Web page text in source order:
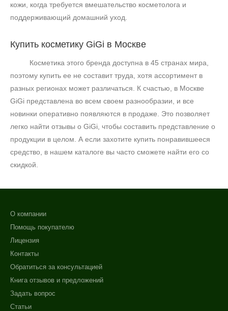
кожи, когда требуется вмешательство косметолога и
поддерживающий домашний уход.
Купить косметику GiGi в Москве
Косметика этого бренда доступна в 45 странах мира,
поэтому купить ее не составит труда, хотя ассортимент в
разных регионах может различаться. К счастью, в Москве
GiGi представлена во всем своем разнообразии, и все
новинки оперативно появляются в продаже. Это позволяет
легко найти отзывы о GiGi , чтобы составить представление о
продукции в целом. А если захотите купить понравившееся
средство, в нашем каталоге вы часто сможете найти его со
скидкой.
О компании
Помощь покупателю
Лицензия
Контакты
Обратиться за консультацией
Книга отзывов и предложений
Задать вопрос
Статьи